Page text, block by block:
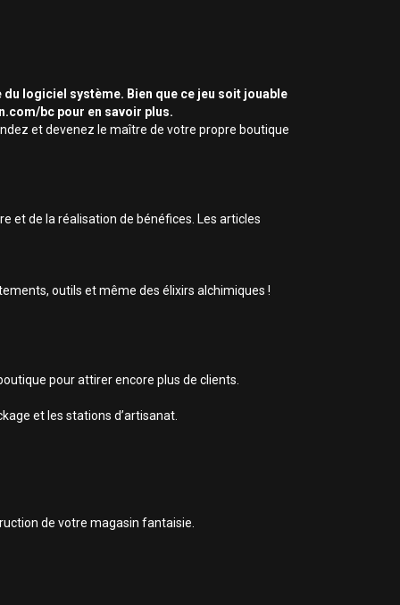
logiciel système. Bien que ce jeu soit jouable
bc pour en savoir plus.
et devenez le maître de votre propre boutique
et de la réalisation de bénéfices. Les articles
outils et même des élixirs alchimiques !
pour attirer encore plus de clients.
et les stations d’artisanat.
de votre magasin fantaisie.